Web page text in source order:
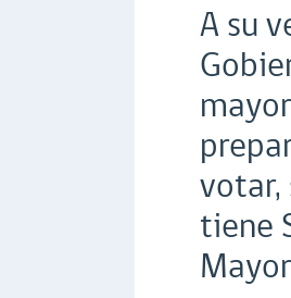
A su
votar,
tiene